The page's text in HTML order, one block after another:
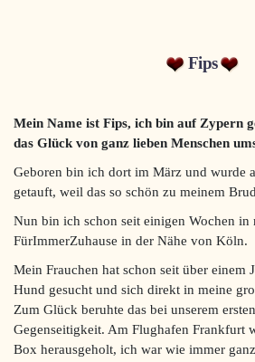
Fips
Mein Name ist Fips, ich bin auf Zypern
das Glück von ganz lieben Menschen
Geboren bin ich dort im März und wurde
getauft, weil das so schön zu meinem
Nun bin ich schon seit einigen Wochen in
FürImmerZuhause in der Nähe von Köln.
Mein Frauchen hat schon seit über einem
Hund gesucht und sich direkt in meine
Zum Glück beruhte das bei unserem
Gegenseitigkeit. Am Flughafen Frankfurt
Box herausgeholt, ich war wie immer